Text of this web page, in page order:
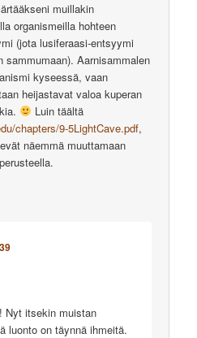
muillakin
organismeilla hohteen
(jota lusiferaasi-entsyymi
sammumaan). Aarnisammalen
kyseessä, vaan
heijastavat valoa kuperan
Luin täältä
chapters/9-5LightCave.pdf,
näemmä muuttamaan
Nyt itsekin muistan
luonto on täynnä ihmeitä.